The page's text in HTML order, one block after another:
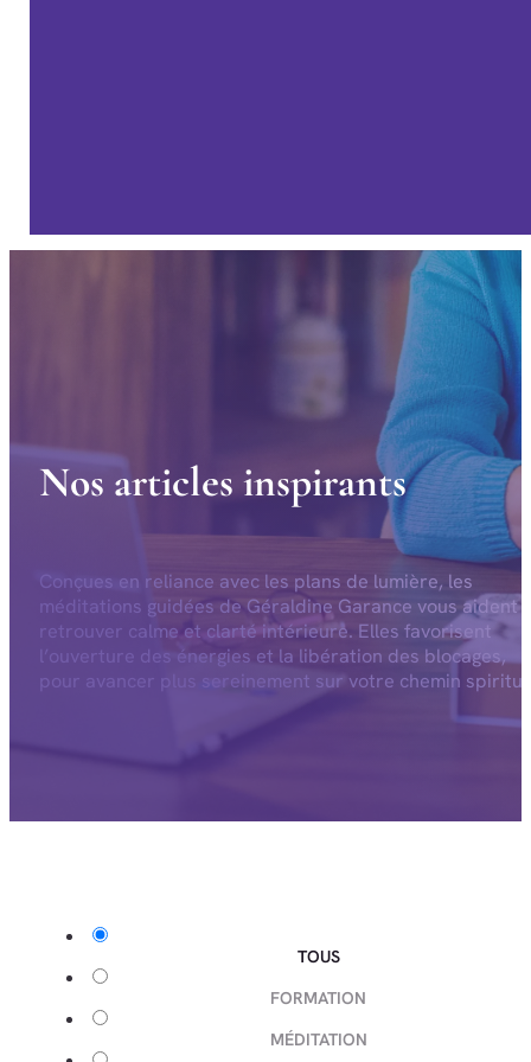
Nos articles inspirants
Conçues en reliance avec les plans de lumière, les
méditations guidées de Géraldine Garance vous aident
retrouver calme et clarté intérieure. Elles favorisent
l’ouverture des énergies et la libération des blocages,
pour avancer plus sereinement sur votre chemin
TOUS
FORMATION
MÉDITATION